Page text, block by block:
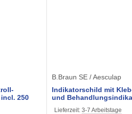
250
B.Braun SE / Aesculap
Indikatorschild mit
und
Lieferzeit: 3-7 Arbeitstage